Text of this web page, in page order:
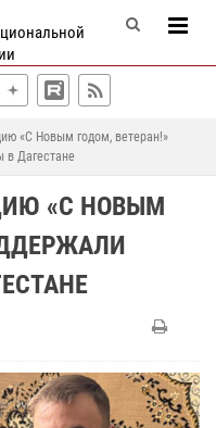
«С Новым годом, ветеран!»
в Дагестане
«С НОВЫМ